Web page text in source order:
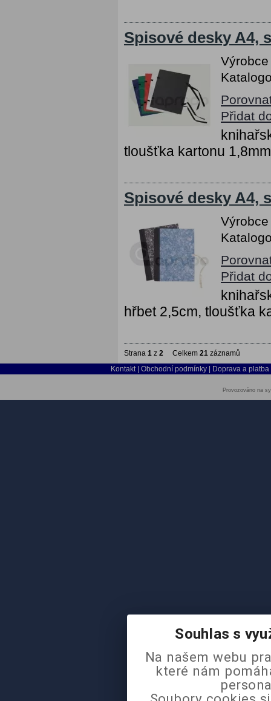
Spisové desky A4,
Přidat
tloušťka kartonu 1,8mm
Spisové desky A4,
Přidat
hřbet 2,5cm, tloušťka
Strana 1 z 2 Celkem 21 záznamů
Kontakt
Obchodní podmínky Doprava a platba
Provozováno na
Souhlas s
Na našem webu
které nám